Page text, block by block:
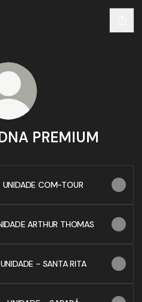
PREMIUM
COM-TOUR
ARTHUR THOMAS
- SANTA RITA